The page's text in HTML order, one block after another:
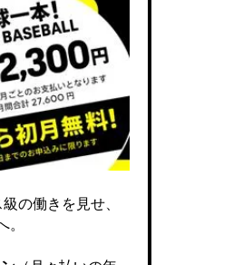
の働きを見せ、